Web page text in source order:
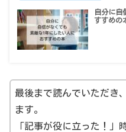
自分に自
すすめの
最後まで読んでいただき
ます。
「記事が役に立った！」